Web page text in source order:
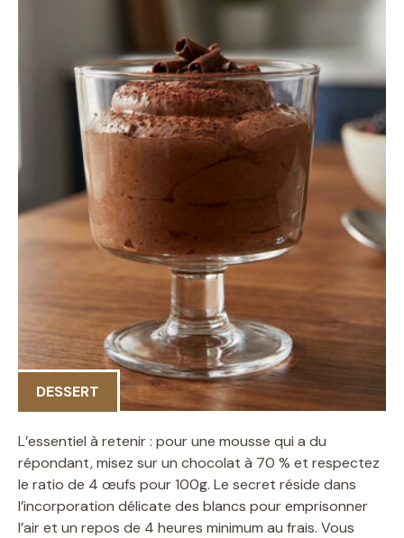
DESSERT
L’essentiel à retenir : pour une mousse qui a du
répondant, misez sur un chocolat à 70 % et respectez
le ratio de 4 œufs pour 100g. Le secret réside dans
l’incorporation délicate des blancs pour emprisonner
l’air et un repos de 4 heures minimum au frais. Vous